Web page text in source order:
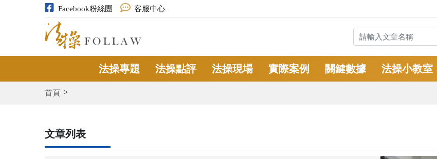
Facebook粉絲團 客服中心
法操專題 法操點評 法操現場 實際案例 關鍵數據 法操小教室
首頁
文章列表